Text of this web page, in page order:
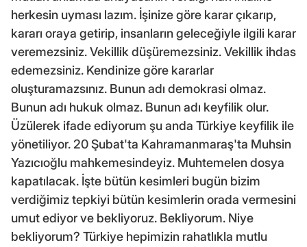
herkesin uyması lazım. İşinize göre karar çıkarıp,
kararı oraya getirip, insanların geleceğiyle ilgili karar
veremezsiniz. Vekillik düşüremezsiniz. Vekillik ihdas
edemezsiniz. Kendinize göre kararlar
oluşturamazsınız. Bunun adı demokrasi olmaz.
Bunun adı hukuk olmaz. Bunun adı keyfilik olur.
Üzülerek ifade ediyorum şu anda Türkiye keyfilik ile
yönetiliyor. 20 Şubat'ta Kahramanmaraş'ta Muhsin
Yazıcıoğlu mahkemesindeyiz. Muhtemelen dosya
kapatılacak. İşte bütün kesimleri bugün bizim
verdiğimiz tepkiyi bütün kesimlerin orada vermesini
umut ediyor ve bekliyoruz. Bekliyorum. Niye
bekliyorum? Türkiye hepimizin rahatlıkla mutlu